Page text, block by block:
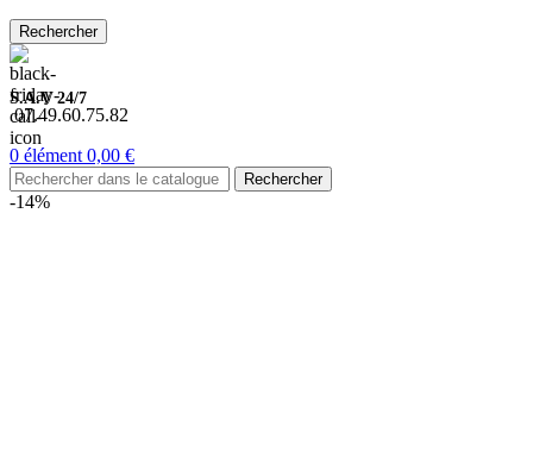
Rechercher
S.A.V 24/7
07.49.60.75.82
0 élément 0,00 €
Rechercher
-14%